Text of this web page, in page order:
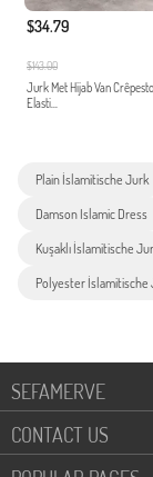
$34.79
$143.00
Jurk Met Hijab Van
Elasti...
Plain İslamitische Jurk
Damson Islamic Dress
Kuşaklı İslamitische
Polyester İslamitische
SEFAMERVE
CONTACT US